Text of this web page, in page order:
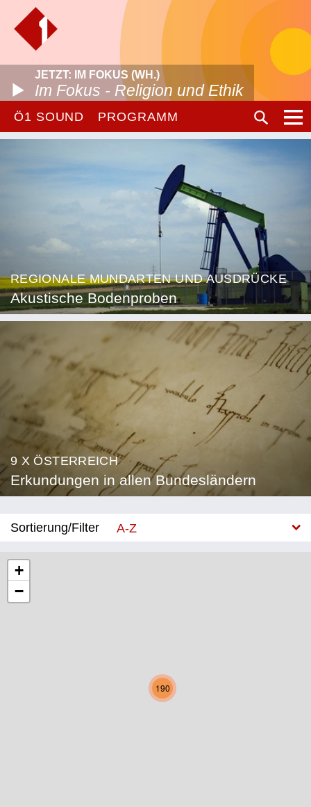
JETZT: IM FOKUS (WH.)
Im Fokus - Religion und Ethik
Ö1 SOUND PROGRAMM
REGIONALE MUNDARTEN UND AUSDRÜCKE
Akustische Bodenproben
9 X ÖSTERREICH
Erkundungen in allen Bundesländern
Sortierung/Filter
A-Z
Niederösterreich
Oberösterreich
190
+
−